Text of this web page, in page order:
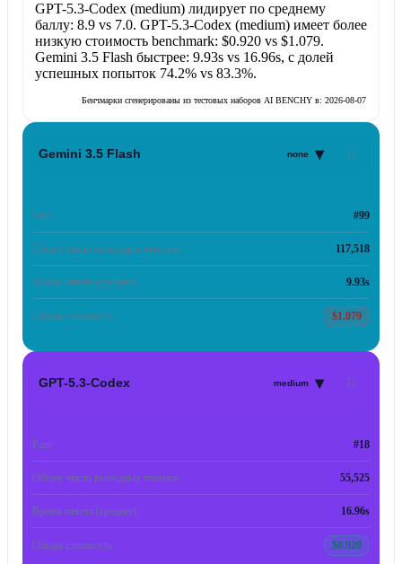
GPT-5.3-Codex (medium)лидирует по среднему
баллу: 8.9vs 7.0. GPT-5.3-Codex (medium)имеет более
низкую стоимость benchmark: $0.920vs $1.079.
Gemini 3.5 Flash быстрее: 9.93svs 16.96s, с долей
успешных попыток 74.2%vs 83.3%.
Бенчмарки сгенерированы из тестовых наборов AI BENCHY в: 2026-08-07
Gemini 3.5 Flash none ▾
Ранг #99
Общее число выходных токенов 117,518
Время ответа (среднее) 9.93s
Общая стоимость $1.079
GPT-5.3-Codex medium ▾
Ранг #18
Общее число выходных токенов 55,525
Время ответа (среднее) 16.96s
Общая стоимость $0.920